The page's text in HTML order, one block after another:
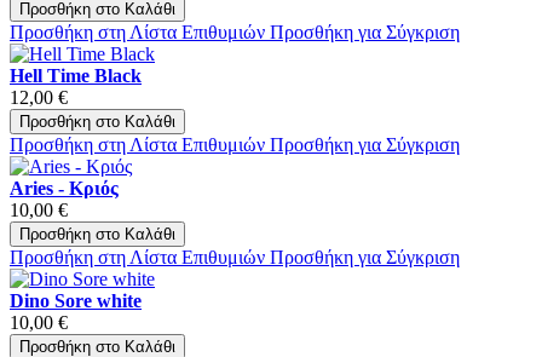
Προσθήκη στο Καλάθι
Προσθήκη στη Λίστα Επιθυμιών Προσθήκη για Σύγκριση
Hell Time Black
12,00 €
Προσθήκη στο Καλάθι
Προσθήκη στη Λίστα Επιθυμιών Προσθήκη για Σύγκριση
Aries - Κριός
10,00 €
Προσθήκη στο Καλάθι
Προσθήκη στη Λίστα Επιθυμιών Προσθήκη για Σύγκριση
Dino Sore white
10,00 €
Προσθήκη στο Καλάθι